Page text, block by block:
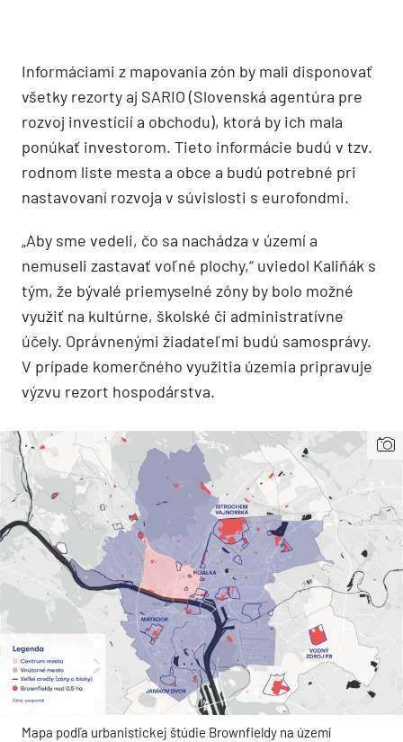
Informáciami z mapovania zón by mali disponovať
všetky rezorty aj SARIO (Slovenská agentúra pre
rozvoj investícií a obchodu), ktorá by ich mala
ponúkať investorom. Tieto informácie budú v tzv.
rodnom liste mesta a obce a budú potrebné pri
nastavovaní rozvoja v súvislosti s eurofondmi.
„Aby sme vedeli, čo sa nachádza v území a
nemuseli zastavať voľné plochy,“ uviedol Kaliňák s
tým, že bývalé priemyselné zóny by bolo možné
využiť na kultúrne, školské či administratívne
účely. Oprávnenými žiadateľmi budú samosprávy.
V prípade komerčného využitia územia pripravuje
výzvu rezort hospodárstva.
Mapa podľa urbanistickej štúdie Brownfieldy na území